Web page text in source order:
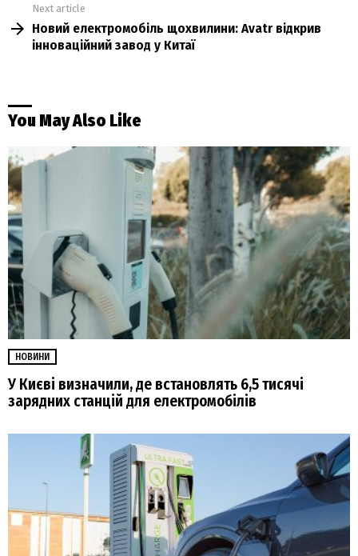
Next article
Новий електромобіль щохвилини: Avatr відкрив
інноваційний завод у Китаї
You May Also Like
НОВИНИ
У Києві визначили, де встановлять 6,5 тисячі
зарядних станцій для електромобілів